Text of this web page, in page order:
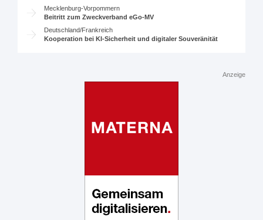
Mecklenburg-Vorpommern
Beitritt zum Zweckverband eGo-MV
Deutschland/Frankreich
Kooperation bei KI-Sicherheit und digitaler Souveränität
Anzeige